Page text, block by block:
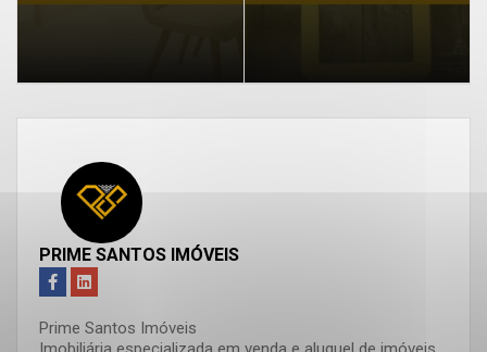
PRIME SANTOS IMÓVEIS
Prime Santos Imóveis